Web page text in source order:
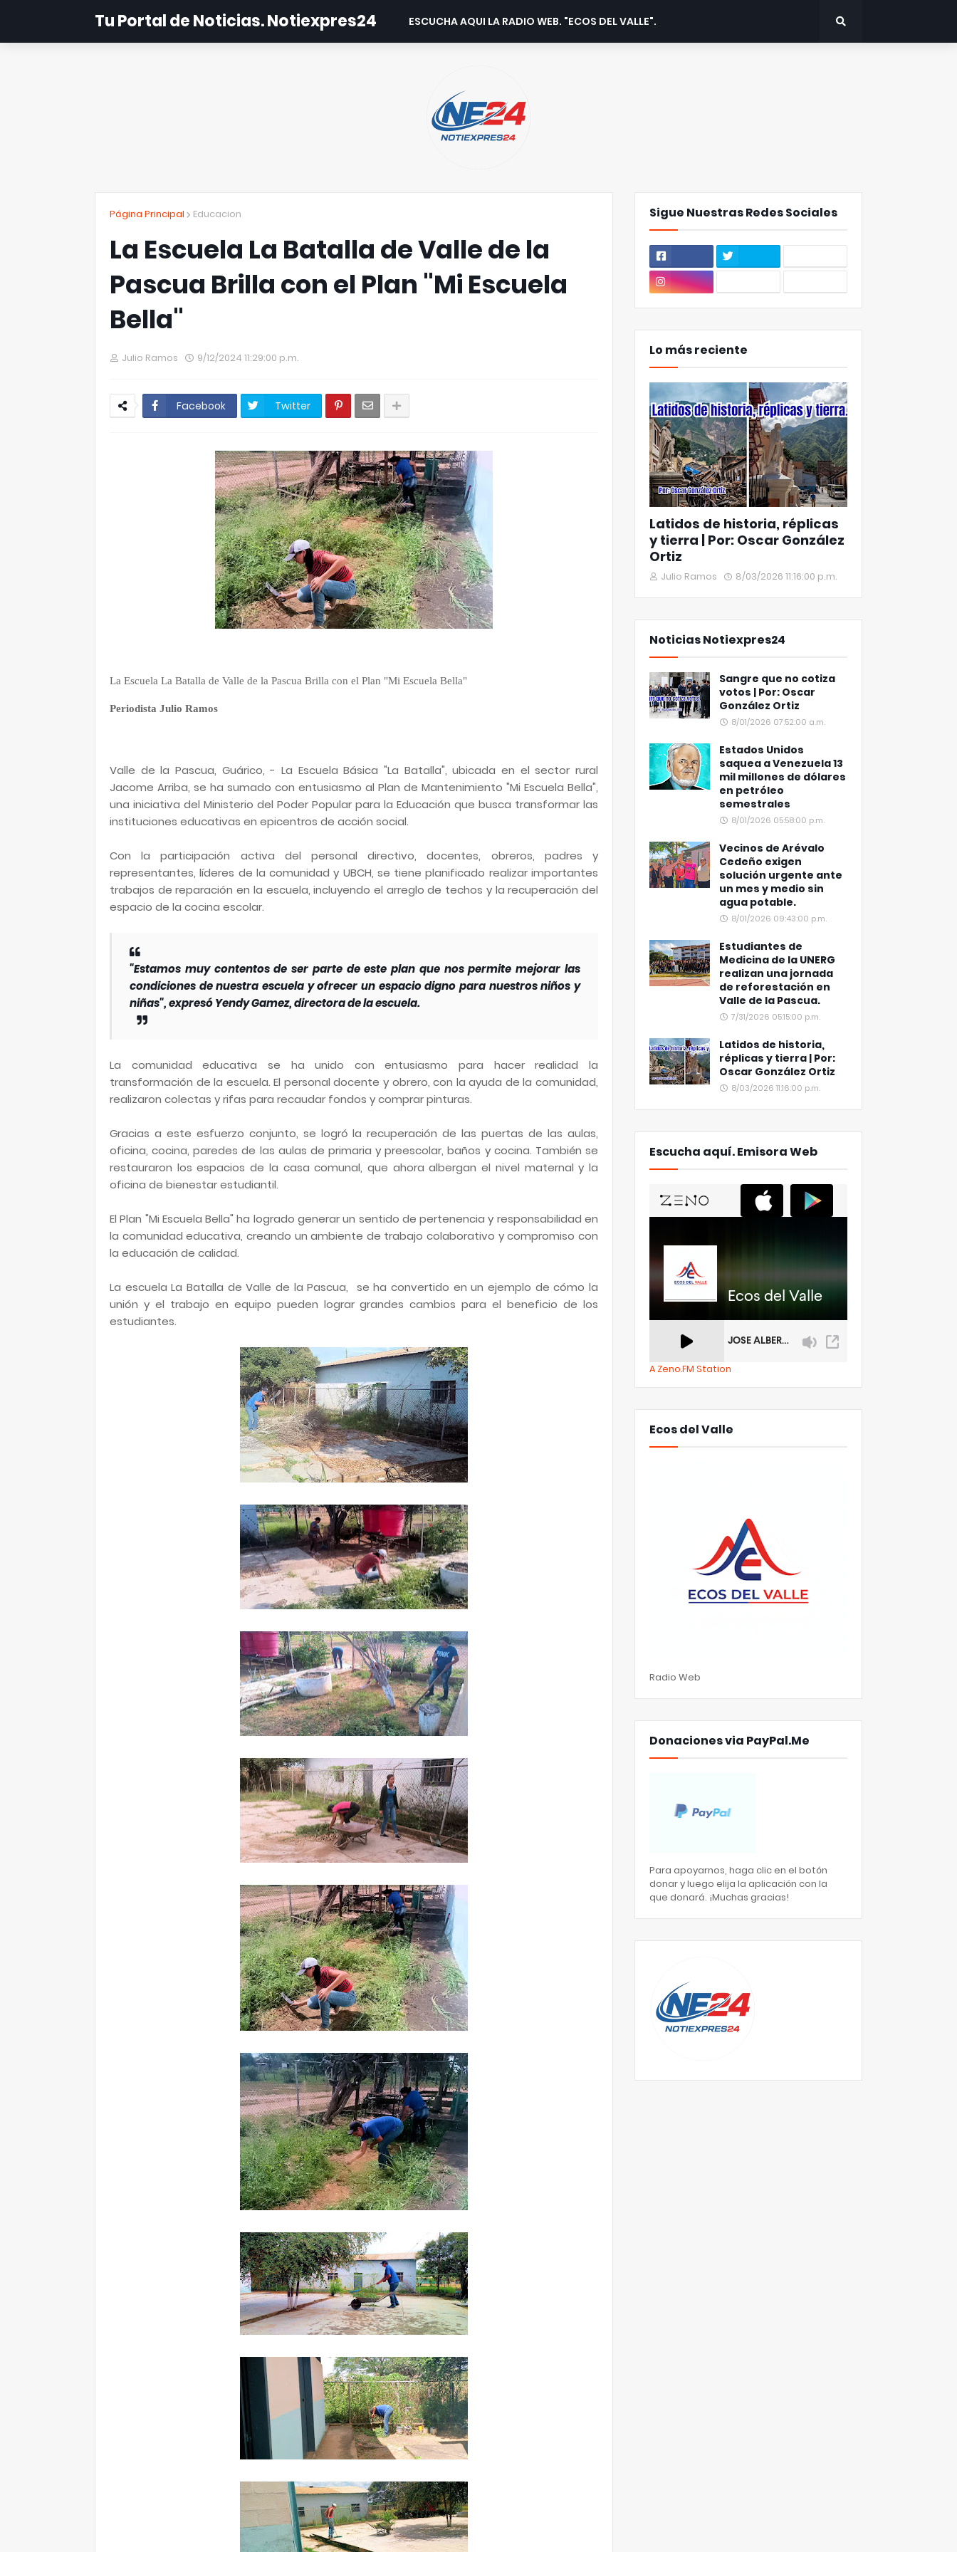
Tu Portal de Noticias. Notiexpres24 ESCUCHA AQUI LA RADIO WEB. "ECOS DEL VALLE".
Página Principal Educacion
La Escuela La Batalla de Valle de la
Pascua Brilla con el Plan "Mi Escuela
Bella"
Julio Ramos 9/12/2024 11:29:00 p.m.
Facebook Twitter
La Escuela La Batalla de Valle de la Pascua Brilla con el Plan "Mi Escuela Bella"
Periodista Julio Ramos
Valle de la Pascua, Guárico, - La Escuela Básica "La Batalla", ubicada en el sector rural
Jacome Arriba, se ha sumado con entusiasmo al Plan de Mantenimiento "Mi Escuela Bella",
una iniciativa del Ministerio del Poder Popular para la Educación que busca transformar las
instituciones educativas en epicentros de acción social.
Con la participación activa del personal directivo, docentes, obreros, padres y
representantes, líderes de la comunidad y UBCH, se tiene planificado realizar importantes
trabajos de reparación en la escuela, incluyendo el arreglo de techos y la recuperación del
espacio de la cocina escolar.
"Estamos muy contentos de ser parte de este plan que nos permite mejorar las
condiciones de nuestra escuela y ofrecer un espacio digno para nuestros niños y
niñas", expresó Yendy Gamez, directora de la escuela.
La comunidad educativa se ha unido con entusiasmo para hacer realidad la
transformación de la escuela. El personal docente y obrero, con la ayuda de la comunidad,
realizaron colectas y rifas para recaudar fondos y comprar pinturas.
Gracias a este esfuerzo conjunto, se logró la recuperación de las puertas de las aulas,
oficina, cocina, paredes de las aulas de primaria y preescolar, baños y cocina. También se
restauraron los espacios de la casa comunal, que ahora albergan el nivel maternal y la
oficina de bienestar estudiantil.
El Plan "Mi Escuela Bella" ha logrado generar un sentido de pertenencia y responsabilidad en
la comunidad educativa, creando un ambiente de trabajo colaborativo y compromiso con
la educación de calidad.
La escuela La Batalla de Valle de la Pascua, se ha convertido en un ejemplo de cómo la
unión y el trabajo en equipo pueden lograr grandes cambios para el beneficio de los
estudiantes.
Sigue Nuestras Redes Sociales
Lo más reciente
Latidos de historia, réplicas
y tierra | Por: Oscar González
Ortiz
Julio Ramos 8/03/2026 11:16:00 p.m.
Noticias Notiexpres24
Sangre que no cotiza
votos | Por: Oscar
González Ortiz
8/01/2026 07:52:00 a.m.
Estados Unidos
saquea a Venezuela 13
mil millones de dólares
en petróleo
semestrales
8/01/2026 05:58:00 p.m.
Vecinos de Arévalo
Cedeño exigen
solución urgente ante
un mes y medio sin
agua potable.
8/01/2026 09:43:00 p.m.
Estudiantes de
Medicina de la UNERG
realizan una jornada
de reforestación en
Valle de la Pascua.
7/31/2026 05:15:00 p.m.
Latidos de historia,
réplicas y tierra | Por:
Oscar González Ortiz
8/03/2026 11:16:00 p.m.
Escucha aquí. Emisora Web
A Zeno.FM Station
Ecos del Valle
Radio Web
Donaciones via PayPal.Me
Para apoyarnos, haga clic en el botón
donar y luego elija la aplicación con la
que donará. ¡Muchas gracias!